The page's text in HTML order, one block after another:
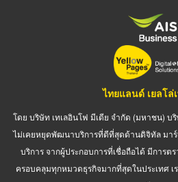
ไทยแลนด์ เยลโล่
โดย บริษัท เทเลอินโฟ มีเดีย จำกัด (มหาชน) บ
ไม่เคยหยุดพัฒนาบริการที่ดีที่สุดด้านดิจิทัล มาร์
บริการ จากผู้ประกอบการที่เชื่อถือได้ มีการ
ครอบคลุมทุกหมวดธุรกิจมากที่สุดในประเทศ